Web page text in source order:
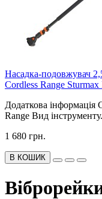
Насадка-подовжувач
Cordless Range
Додаткова інформація
Range Вид
1 680 грн.
В КОШИК